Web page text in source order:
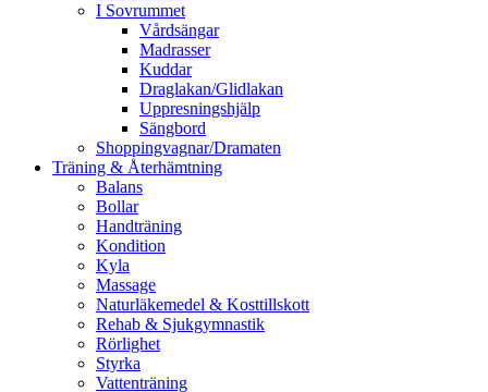
I Sovrummet
Vårdsängar
Madrasser
Kuddar
Draglakan/Glidlakan
Uppresningshjälp
Sängbord
Shoppingvagnar/Dramaten
Träning & Återhämtning
Balans
Bollar
Handträning
Kondition
Kyla
Massage
Naturläkemedel & Kosttillskott
Rehab & Sjukgymnastik
Rörlighet
Styrka
Vattenträning